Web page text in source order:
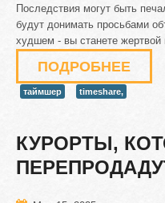
Последствия могут быть
будут донимать просьбами
худшем - вы станете жертвой
ПОДРОБНЕЕ
таймшер timeshare,
КУРОРТЫ,